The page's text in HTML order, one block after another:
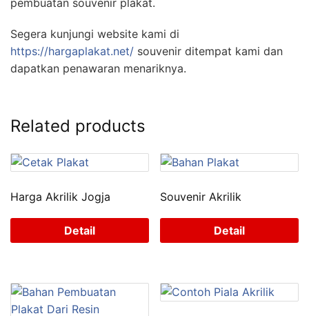
pembuatan souvenir plakat.
Segera kunjungi website kami di
https://hargaplakat.net/ souvenir ditempat kami dan
dapatkan penawaran menariknya.
Related products
Harga Akrilik Jogja
Detail
Souvenir Akrilik
Detail